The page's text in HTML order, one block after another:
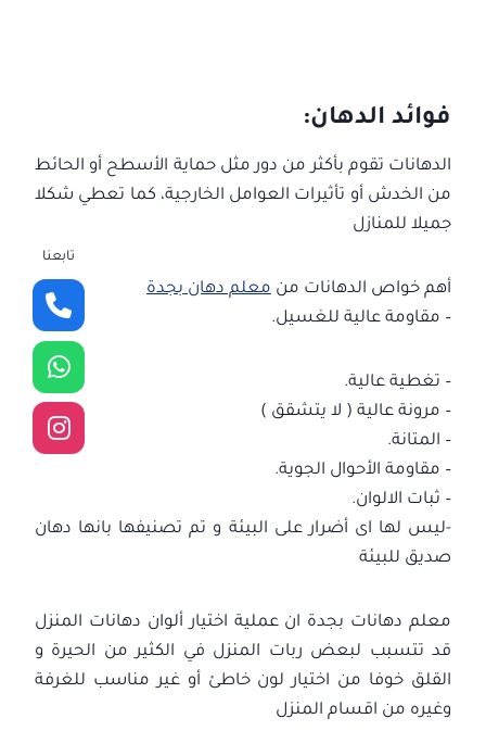
فوائد الدهان:
الدهانات تقوم بأكثر من دور مثل حماية الأسطح أو الحائط
من الخدش أو تأثيرات العوامل الخارجية، كما تعطي شكلا
جميلا للمنازل
أهم خواص الدهانات من معلم دهان بجدة
– مقاومة عالية للغسيل.
– تغطية عالية.
– مرونة عالية ( لا يتشقق )
– المتانة.
– مقاومة الأحوال الجوية.
– ثبات الالوان.
-ليس لها اى أضرار على البيئة و تم تصنيفها بانها دهان
صديق للبيئة
معلم دهانات بجدة ان عملية اختيار ألوان دهانات المنزل
قد تتسبب لبعض ربات المنزل في الكثير من الحيرة و
القلق خوفا من اختيار لون خاطئ أو غير مناسب للغرفة
وغيره من اقسام المنزل
تابعنا